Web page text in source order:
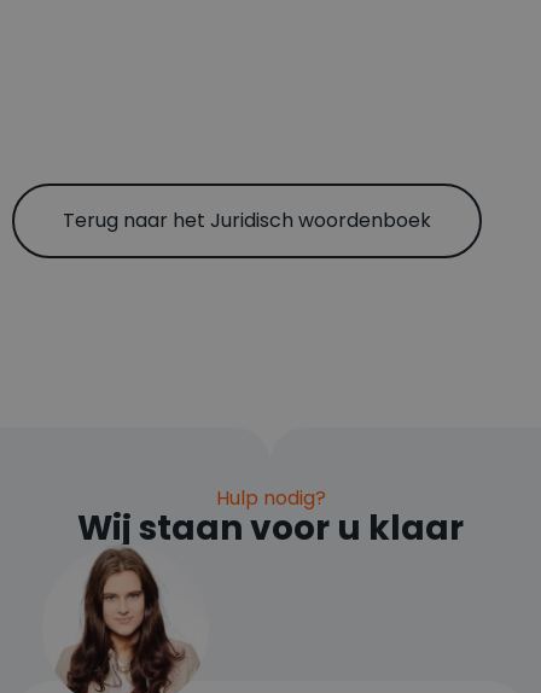
Terug naar het Juridisch woordenboek
Hulp nodig?
Wij staan voor u klaar